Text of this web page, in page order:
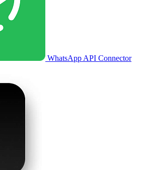
WhatsApp API Connector